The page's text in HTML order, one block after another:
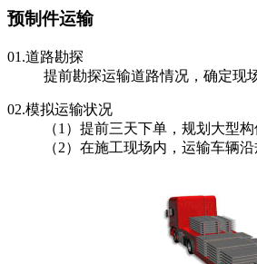
预制件运输
01.道路勘探
提前勘探运输道路情况，确定现
02.模拟运输状况
（1）提前三天下单，规划大型
（2）在施工现场内，运输车辆